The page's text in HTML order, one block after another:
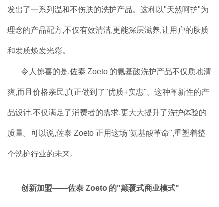
发出了一系列温和不伤肤的洗护产品。这种以"天然呵护"为
理念的产品配方,不仅有效清洁,更能深层滋养,让用户的肤质
和发质焕发光彩。
令人惊喜的是,佐泰 Zoeto 的氨基酸洗护产品不仅质地清
爽,而且价格亲民,真正做到了"优质+实惠"。这种革新性的产
品设计,不仅满足了消费者的需求,更大大提升了洗护体验的
质量。可以说,佐泰 Zoeto 正用这场"氨基酸革命",重塑着整
个洗护行业的未来。
创新加盟——佐泰 Zoeto 的"颠覆式商业模式"